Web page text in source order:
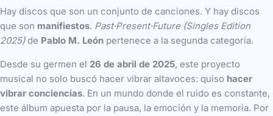
Hay discos que son un conjunto de canciones. Y hay discos
que son manifiestos. Past·Present·Future (Singles Edition
2025)de Pablo M. León pertenece a la segunda categoría.
Desde su germen el 26 de abril de 2025, este proyecto
musical no solo buscó hacer vibrar altavoces: quiso hacer
vibrar conciencias. En un mundo donde el ruido es constante,
este álbum apuesta por la pausa, la emoción y la memoria. Por